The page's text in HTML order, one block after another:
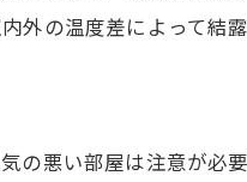
外の温度差によって結
の悪い部屋は注意が必